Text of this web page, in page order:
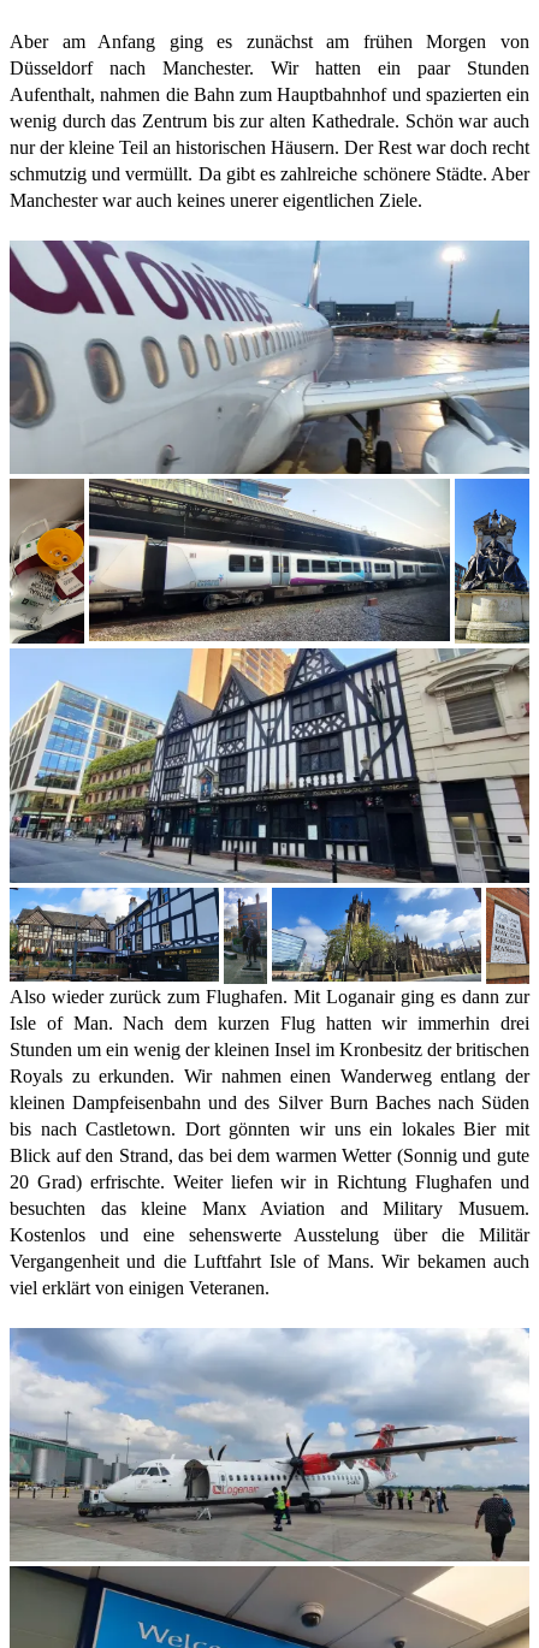
Aber am Anfang ging es zunächst am frühen Morgen von
Düsseldorf nach Manchester. Wir hatten ein paar Stunden
Aufenthalt, nahmen die Bahn zum Hauptbahnhof und spazierten ein
wenig durch das Zentrum bis zur alten Kathedrale. Schön war auch
nur der kleine Teil an historischen Häusern. Der Rest war doch recht
schmutzig und vermüllt. Da gibt es zahlreiche schönere Städte. Aber
Manchester war auch keines unerer eigentlichen Ziele.
Also wieder zurück zum Flughafen. Mit Loganair ging es dann zur
Isle of Man. Nach dem kurzen Flug hatten wir immerhin drei
Stunden um ein wenig der kleinen Insel im Kronbesitz der britischen
Royals zu erkunden. Wir nahmen einen Wanderweg entlang der
kleinen Dampfeisenbahn und des Silver Burn Baches nach Süden
bis nach Castletown. Dort gönnten wir uns ein lokales Bier mit
Blick auf den Strand, das bei dem warmen Wetter (Sonnig und gute
20 Grad) erfrischte. Weiter liefen wir in Richtung Flughafen und
besuchten das kleine Manx Aviation and Military Musuem.
Kostenlos und eine sehenswerte Ausstelung über die Militär
Vergangenheit und die Luftfahrt Isle of Mans. Wir bekamen auch
viel erklärt von einigen Veteranen.